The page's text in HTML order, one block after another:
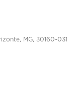
MG, 30160-031